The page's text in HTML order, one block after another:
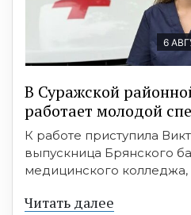
6
В Суражской
работает молодой
К работе приступила
выпускница Брянского
медицинского колледжа,
Читать далее